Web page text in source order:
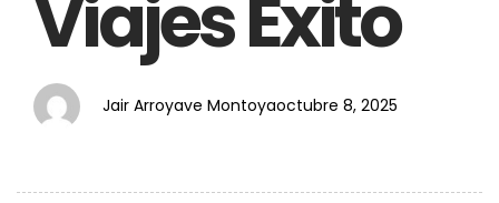
Viajes Éxito
Jair Arroyave Montoyaoctubre 8, 2025